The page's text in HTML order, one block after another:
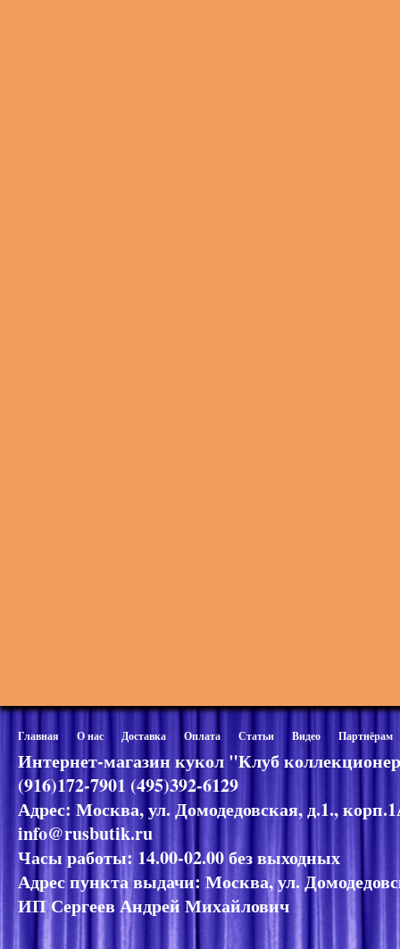
Главная О нас Доставка Оплата Статьи Видео Партнёрам
Интернет-магазин кукол "Клуб
(916)172-7901 (495)392-6129
Адрес: Москва, ул. Домодедовская, д.1.,
info@rusbutik.ru
Часы работы: 14.00-02.00 без выходных
Адрес пункта выдачи: Москва, ул.
ИП Сергеев Андрей Михайлович